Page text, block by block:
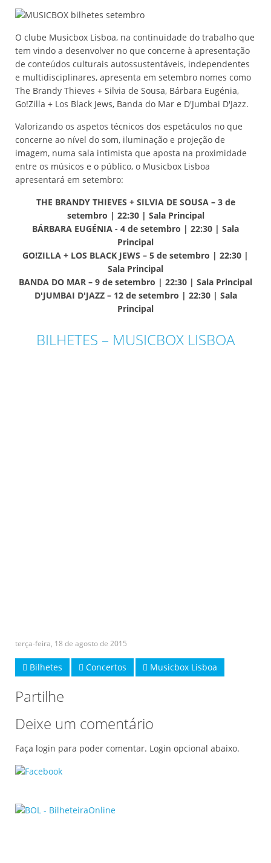
O clube Musicbox Lisboa, na continuidade do trabalho que
tem vindo a desenvolver no que concerne à apresentação
de conteúdos culturais autossustentáveis, independentes
e multidisciplinares, apresenta em setembro nomes como
The Brandy Thieves + Silvia de Sousa, Bárbara Eugénia,
Go!Zilla + Los Black Jews, Banda do Mar e D'Jumbai D'Jazz.
Valorizando os aspetos técnicos dos espetáculos no que
concerne ao nível do som, iluminação e projeção de
imagem, numa sala intimista que aposta na proximidade
entre os músicos e o público, o Musicbox Lisboa
apresentará em setembro:
THE BRANDY THIEVES + SILVIA DE SOUSA – 3 de
setembro | 22:30 | Sala Principal
BÁRBARA EUGÉNIA - 4 de setembro | 22:30 | Sala
Principal
GO!ZILLA + LOS BLACK JEWS – 5 de setembro | 22:30 |
Sala Principal
BANDA DO MAR – 9 de setembro | 22:30 | Sala Principal
D'JUMBAI D'JAZZ – 12 de setembro | 22:30 | Sala
Principal
BILHETES – MUSICBOX LISBOA
terça-feira, 18 de agosto de 2015
Bilhetes Concertos Musicbox Lisboa
Partilhe
Deixe um comentário
Faça login para poder comentar. Login opcional abaixo.